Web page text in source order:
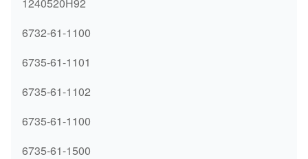
6732-61-1100
6735-61-1101
6735-61-1102
6735-61-1100
6735-61-1500